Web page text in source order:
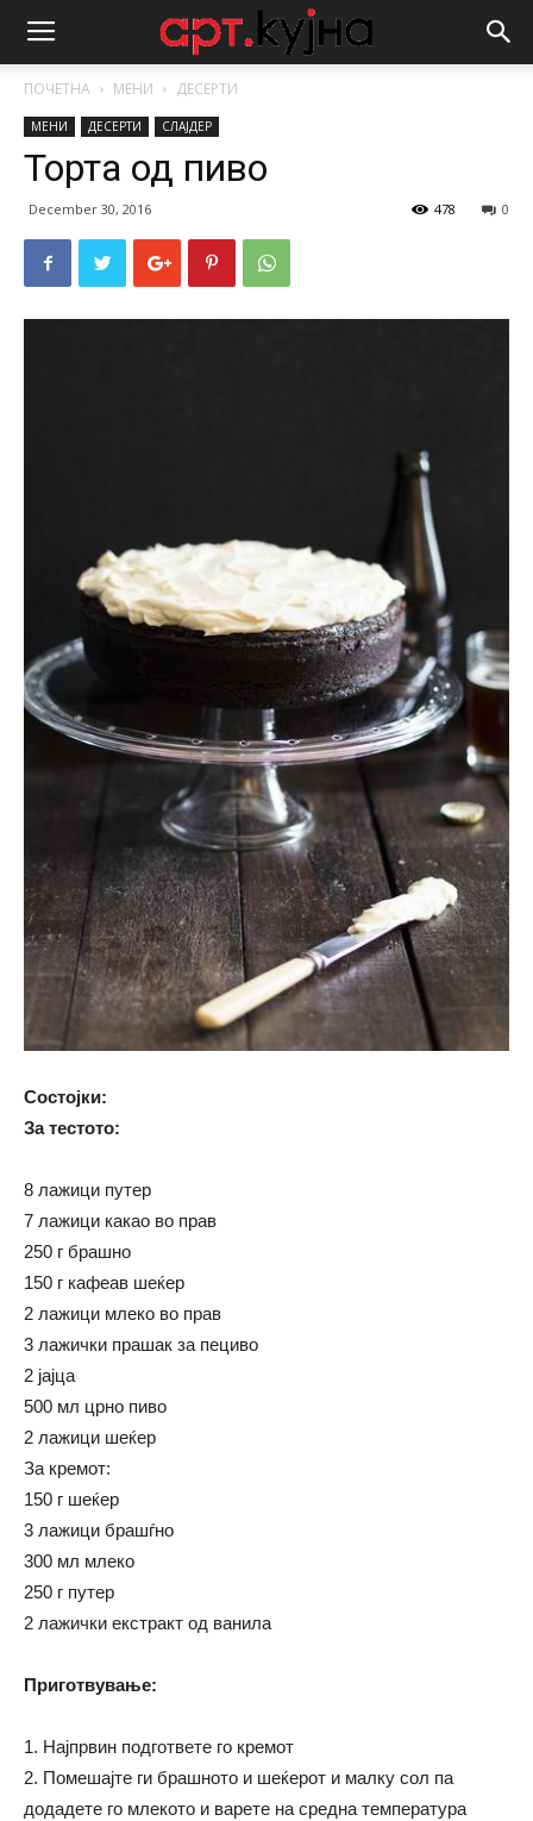
ПОЧЕТНА МЕНИ ДЕСЕРТИ
МЕНИ ДЕСЕРТИ СЛАЈДЕР
Торта од пиво
December 30, 2016 0
478
Состојки:
За тестото:
8 лажици путер
7 лажици какао во прав
250 г брашно
150 г кафеав шеќер
2 лажици млеко во прав
3 лажички прашак за пециво
2 јајца
500 мл црно пиво
2 лажици шеќер
За кремот:
150 г шеќер
3 лажици брашѓно
300 мл млеко
250 г путер
2 лажички екстракт од ванила
Приготвување:
1. Најпрвин подгответе го кремот
2. Помешајте ги брашното и шеќерот и малку сол па
додадете го млекото и варете на средна температура